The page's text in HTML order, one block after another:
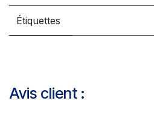
Étiquettes
Avis client :